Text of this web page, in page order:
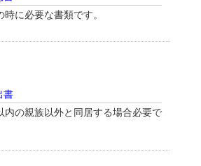
に必要な書類です。
書
内の親族以外と同居する場合必要で